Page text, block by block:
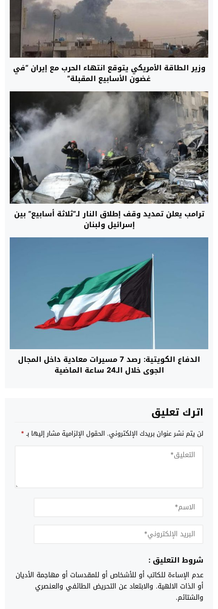
وزير الطاقة الأمريكي يتوقع انتهاء الحرب مع إيران “في
غضون الأسابيع المقبلة”
ترامب يعلن تمديد وقف إطلاق النار لـ”ثلاثة أسابيع” بين
إسرائيل ولبنان
الدفاع الكويتية: رصد 7 مسيرات معادية داخل المجال
الجوي خلال الـ24 ساعة الماضية
اترك تعليق
لن يتم نشر عنوان بريدك الإلكتروني. الحقول الإلزامية مشار إليها بـ*
شروط التعليق :
عدم الإساءة للكاتب أو للأشخاص أو للمقدسات أو مهاجمة الأديان
أو الذات الالهية. والابتعاد عن التحريض الطائفي والعنصري
والشتائم.